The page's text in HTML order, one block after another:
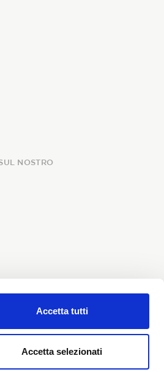
Accetta tutti
Accetta selezionati
NOSTRO